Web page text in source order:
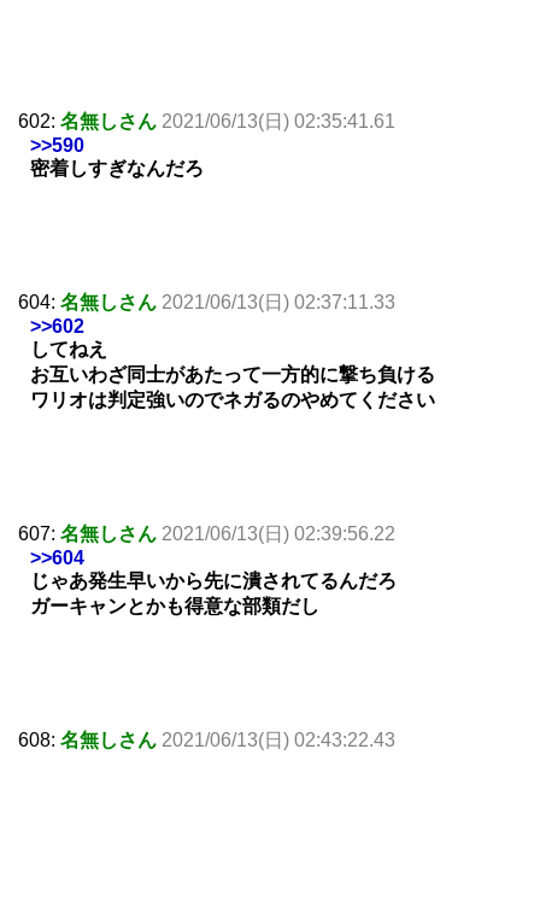
602: 名無しさん 2021/06/13(日) 02:35:41.61
>>590
密着しすぎなんだろ
604: 名無しさん 2021/06/13(日) 02:37:11.33
>>602
してねえ
お互いわざ同士があたって一方的に撃ち負ける
ワリオは判定強いのでネガるのやめてください
607: 名無しさん 2021/06/13(日) 02:39:56.22
>>604
じゃあ発生早いから先に潰されてるんだろ
ガーキャンとかも得意な部類だし
608: 名無しさん 2021/06/13(日) 02:43:22.43